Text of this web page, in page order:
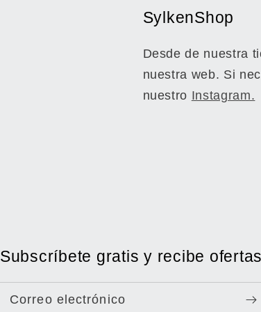
SylkenShop
Desde de nuestra
nuestra web. Si
nuestro Instagram.
Subscríbete gratis y recibe ofertas
Correo electrónico